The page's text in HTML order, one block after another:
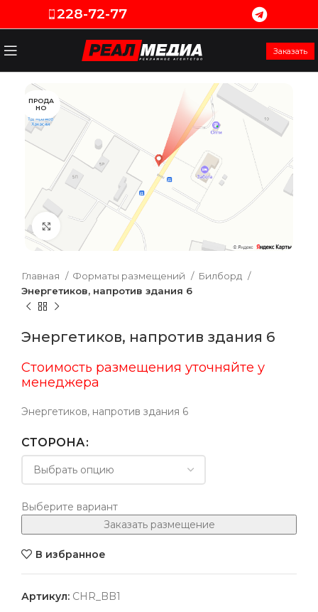
228-72-77
Заказать
ПРОДА
НО
Увеличить
Главная Форматы размещений
Билборд
Энергетиков, напротив здания 6
Энергетиков, напротив здания 6
Стоимость размещения уточняйте у
менеджера
Энергетиков, напротив здания 6
СТОРОНА
Выберите вариант
Заказать размещение
В избранное
Артикул: CHR_BB1